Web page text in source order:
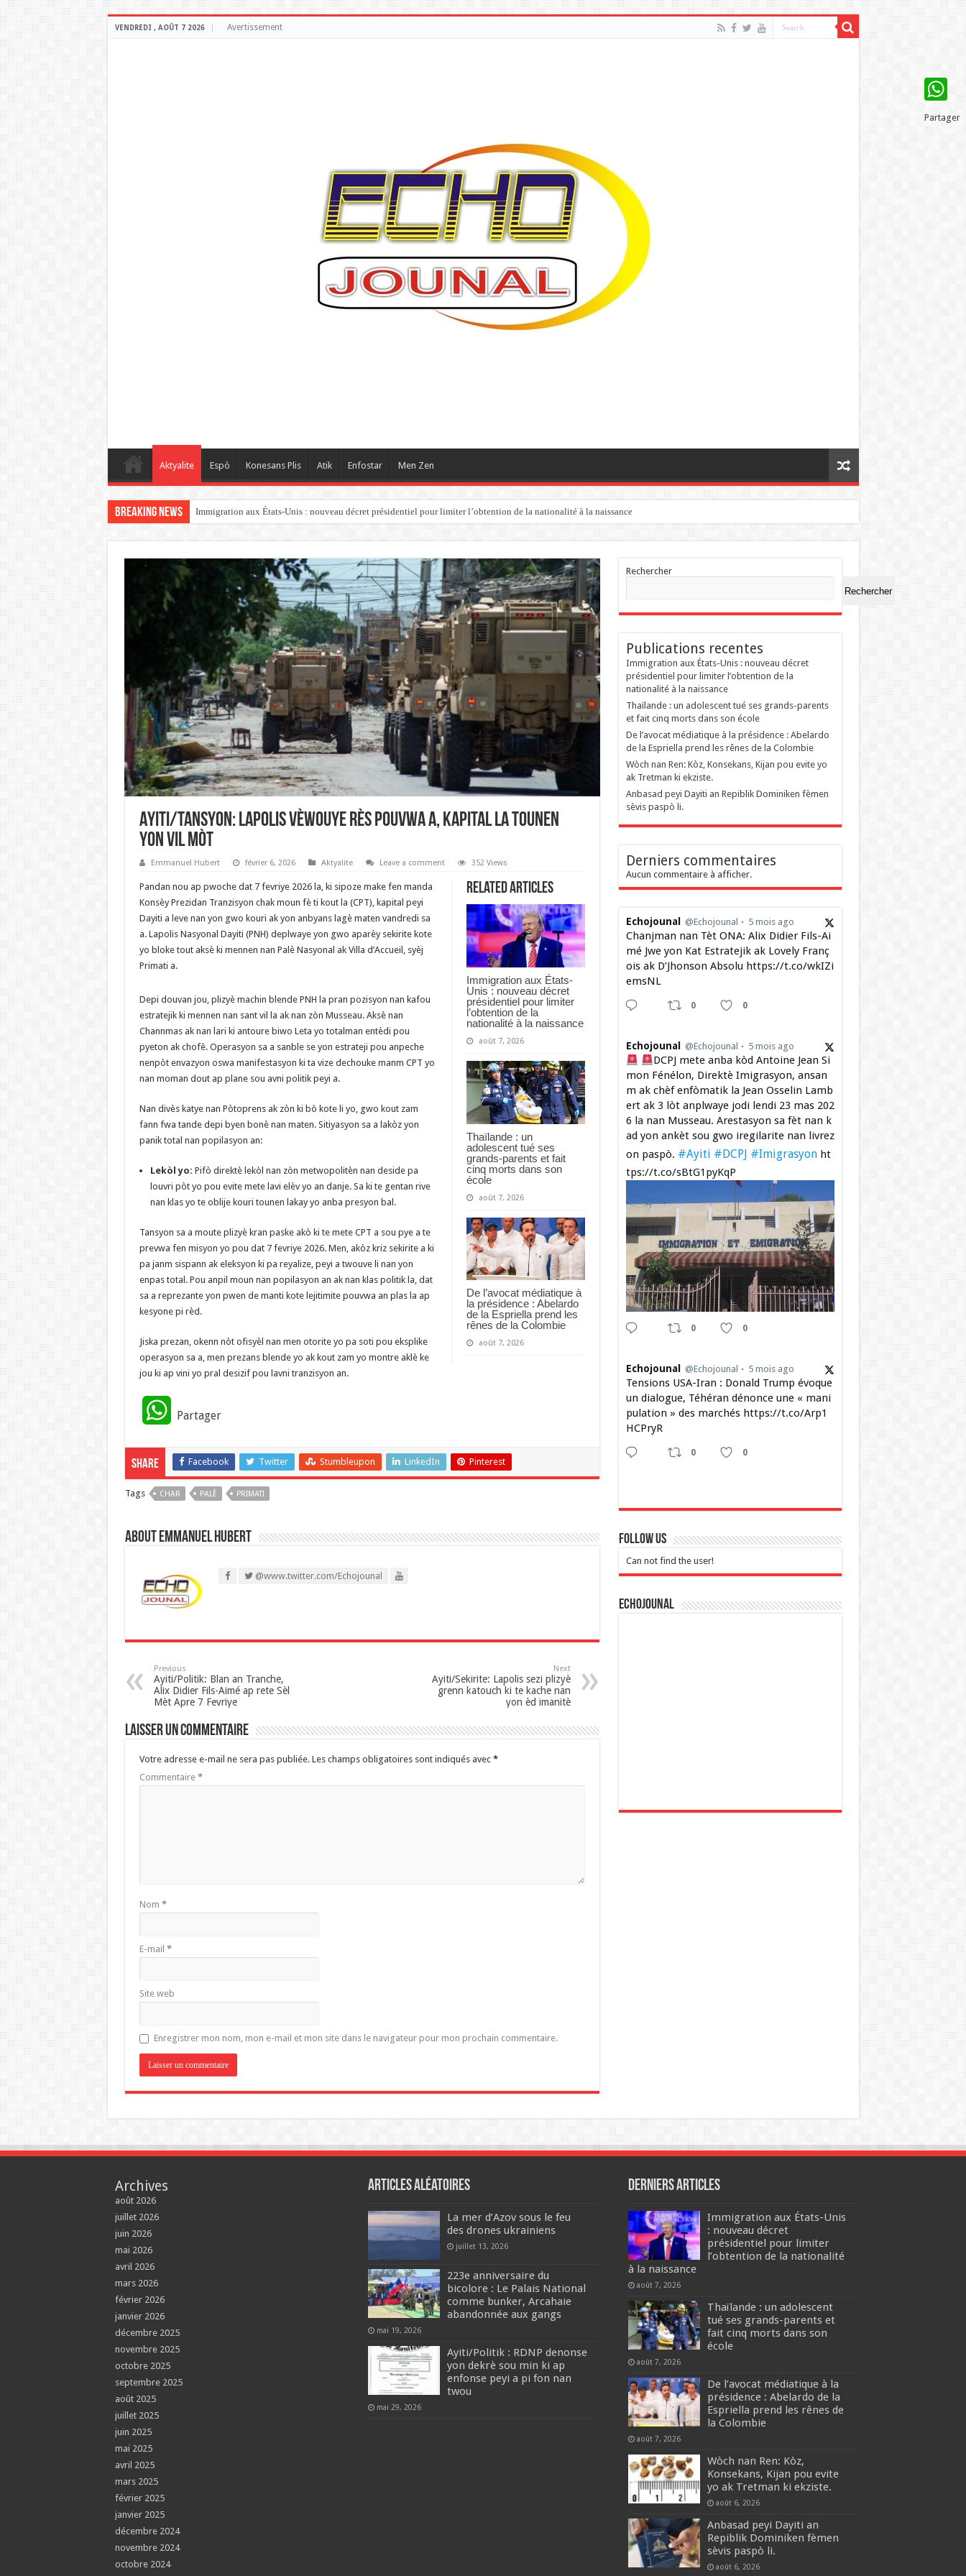
VENDREDI , AOÛT 7 2026 Avertissement
Aktyalite Espò Konesans Plis Atik Enfostar Men Zen
Breaking News Immigration aux États-Unis : nouveau décret présidentiel pour limiter l’obtention de la nationalité à la naissance
Ayiti/Tansyon: Lapolis vèwouye rès pouvwa a, kapital la tounen
yon vil mòt
Emmanuel Hubert février 6, 2026 Aktyalite Leave a comment 352 Views
Related Articles
Immigration aux États-
Unis : nouveau décret
présidentiel pour limiter
l’obtention de la
nationalité à la naissance
août 7, 2026
Thaïlande : un
adolescent tué ses
grands-parents et fait
cinq morts dans son
école
août 7, 2026
De l’avocat médiatique à
la présidence : Abelardo
de la Espriella prend les
rênes de la Colombie
août 7, 2026
Pandan nou ap pwoche dat 7 fevriye 2026 la, ki sipoze make fen manda
Konsèy Prezidan Tranzisyon chak moun fè ti kout la (CPT), kapital peyi
Dayiti a leve nan yon gwo kouri ak yon anbyans lagè maten vandredi sa
a. Lapolis Nasyonal Dayiti (PNH) deplwaye yon gwo aparèy sekirite kote
yo bloke tout aksè ki mennen nan Palè Nasyonal ak Villa d’Accueil, syèj
Primati a.
​Depi douvan jou, plizyè machin blende PNH la pran pozisyon nan kafou
estratejik ki mennen nan sant vil la ak nan zòn Musseau. Aksè nan
Channmas ak nan lari ki antoure biwo Leta yo totalman entèdi pou
pyeton ak chofè. Operasyon sa a sanble se yon estrateji pou anpeche
nenpòt envazyon oswa manifestasyon ki ta vize dechouke manm CPT yo
nan moman dout ap plane sou avni politik peyi a.
​Nan divès katye nan Pòtoprens ak zòn ki bò kote li yo, gwo kout zam
fann fwa tande depi byen bonè nan maten. Sitiyasyon sa a lakòz yon
panik total nan popilasyon an:
Lekòl yo: Pifò direktè lekòl nan zòn metwopolitèn nan deside pa
louvri pòt yo pou evite mete lavi elèv yo an danje. Sa ki te gentan rive
nan klas yo te oblije kouri tounen lakay yo anba presyon bal.
​Tansyon sa a moute plizyè kran paske akò ki te mete CPT a sou pye a te
prevwa fen misyon yo pou dat 7 fevriye 2026. Men, akòz kriz sekirite a ki
pa janm sispann ak eleksyon ki pa reyalize, peyi a twouve li nan yon
enpas total. Pou anpil moun nan popilasyon an ak nan klas politik la, dat
sa a reprezante yon pwen de manti kote lejitimite pouvwa an plas la ap
kesyone pi rèd.
​Jiska prezan, okenn nòt ofisyèl nan men otorite yo pa soti pou eksplike
operasyon sa a, men prezans blende yo ak kout zam yo montre aklè ke
jou ki ap vini yo pral desizif pou lavni tranzisyon an.
W
a
t
p
p
Partager
Share Facebook Twitter Stumbleupon LinkedIn Pinterest
Tags CHAR PALÈ PRIMATI
About Emmanuel Hubert
@www.twitter.com/Echojounal
Previous
Ayiti/Politik: Blan an Tranche,
Alix Didier Fils-Aimé ap rete Sèl
Mèt Apre 7 Fevriye
Next
Ayiti/Sekirite: Lapolis sezi plizyè
grenn katouch ki te kache nan
yon èd imanitè
Laisser un commentaire
Votre adresse e-mail ne sera pas publiée. Les champs obligatoires sont indiqués avec *
Commentaire *
Nom *
E-mail *
Site web
Enregistrer mon nom, mon e-mail et mon site dans le navigateur pour mon prochain commentaire.
Rechercher
Rechercher
Publications recentes
Immigration aux États-Unis : nouveau décret
présidentiel pour limiter l’obtention de la
nationalité à la naissance
Thaïlande : un adolescent tué ses grands-parents
et fait cinq morts dans son école
De l’avocat médiatique à la présidence : Abelardo
de la Espriella prend les rênes de la Colombie
Wòch nan Ren: Kòz, Konsekans, Kijan pou evite yo
ak Tretman ki ekziste.
Anbasad peyi Dayiti an Repiblik Dominiken fèmen
sèvis paspò li.
Derniers commentaires
Aucun commentaire à afficher.
Echojounal @Echojounal 5 mois ago
Chanjman nan Tèt ONA: Alix Didier Fils-Ai
mé Jwe yon Kat Estratejik ak Lovely Franç
ois ak D’Jhonson Absolu https://t.co/wkIZi
emsNL
0 0
Echojounal @Echojounal 5 mois ago
DCPJ mete anba kòd Antoine Jean Si
mon Fénélon, Direktè Imigrasyon, ansan
m ak chèf enfòmatik la Jean Osselin Lamb
ert ak 3 lòt anplwaye jodi lendi 23 mas 202
6 la nan Musseau. Arestasyon sa fèt nan k
ad yon ankèt sou gwo iregilarite nan livrez
on paspò. #Ayiti #DCPJ #Imigrasyonht
tps://t.co/sBtG1pyKqP
0 0
Echojounal @Echojounal 5 mois ago
Tensions USA-Iran : Donald Trump évoque
un dialogue, Téhéran dénonce une « mani
pulation » des marchés https://t.co/Arp1
HCPryR
0 0
Follow Us
Can not find the user!
Echojounal
Archives
août 2026
juillet 2026
juin 2026
mai 2026
avril 2026
mars 2026
février 2026
janvier 2026
décembre 2025
novembre 2025
octobre 2025
septembre 2025
août 2025
juillet 2025
juin 2025
mai 2025
avril 2025
mars 2025
février 2025
janvier 2025
décembre 2024
novembre 2024
octobre 2024
Articles aléatoires
La mer d’Azov sous le feu
des drones ukrainiens
juillet 13, 2026
223e anniversaire du
bicolore : Le Palais National
comme bunker, Arcahaie
abandonnée aux gangs
mai 19, 2026
Ayiti/Politik : RDNP denonse
yon dekrè sou min ki ap
enfonse peyi a pi fon nan
twou
mai 29, 2026
Derniers articles
Immigration aux États-Unis
: nouveau décret
présidentiel pour limiter
l’obtention de la nationalité
à la naissance
août 7, 2026
Thaïlande : un adolescent
tué ses grands-parents et
fait cinq morts dans son
école
août 7, 2026
De l’avocat médiatique à la
présidence : Abelardo de la
Espriella prend les rênes de
la Colombie
août 7, 2026
Wòch nan Ren: Kòz,
Konsekans, Kijan pou evite
yo ak Tretman ki ekziste.
août 6, 2026
Anbasad peyi Dayiti an
Repiblik Dominiken fèmen
sèvis paspò li.
août 6, 2026
WhatsApp
Partager